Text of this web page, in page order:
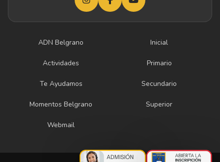
ADN Belgrano Inicial
Actividades Primario
Te Ayudamos Secundario
Momentos Belgrano Superior
Webmail